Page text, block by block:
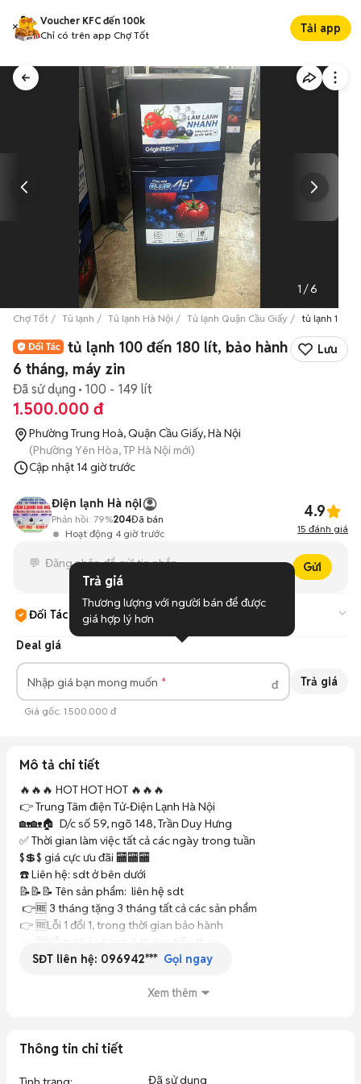
Voucher KFC đến 100k
Chỉ có trên app Chợ Tốt
Tải app
1 /6
Chợ Tốt Tủ lạnh Tủ lạnh Hà Nội Tủ lạnh Quận Cầu Giấy tủ lạnh 100
tủ lạnh 100 đến 180 lít, bảo hành
6 tháng, máy zin
Lưu
Đã sử dụng 100 - 149 lít
1.500.000 đ
Phường Trung Hoà, Quận Cầu Giấy, Hà Nội
(Phường Yên Hòa, TP Hà Nội mới)
Cập nhật14 giờ trước
Điện lạnh Hà nội
Hoạt động 4 giờ trước
Phản hồi: 79%204Đã bán 4.9
15 đánh giá
Gửi
Đối Tác Chợ Tốt
Cam kết hàng đúng mô tả và có địa điểm bán hàng uy tín.
Deal giá
Nhập giá bạn mong muốn đ Trả giá
Giá gốc: 1.500.000 đ
Mô tả chi tiết
🔥🔥🔥 HOT HOT HOT 🔥🔥🔥
👉 Trung Tâm điện Tử-Điện Lạnh Hà Nội
🏡🏡🏠  D/c số 59, ngõ 148, Trần Duy Hưng
✅ Thời gian làm việc tất cả các ngày trong tuần
$💲$ giá cực ưu đãi 🏧🏧🏧
☎️ Liên hệ: sdt ở bên dưới
📝📝📝 Tên sản phẩm:  liên hệ sdt
👉 🆓Lỗi 1 đổi 1, trong thời gian bảo hành
👉 🆓Hỗ trợ bảo hành 6 tháng tiếp theo
👉 🆓Bảo hành gas 12th
👉 Cửa hàng có nhiều loại tủ lạnh, dung tích từ 50l đến 600l
👉 Phù hợp với các bạn sinh viên, hộ gia, cửa hàng kinh doanh,
...
SĐT liên hệ: 096942*** Gọi ngay
Xem thêm
Thông tin chi tiết
Đã sử dụng
Trả giá
Thương lượng với người bán để được
giá hợp lý hơn